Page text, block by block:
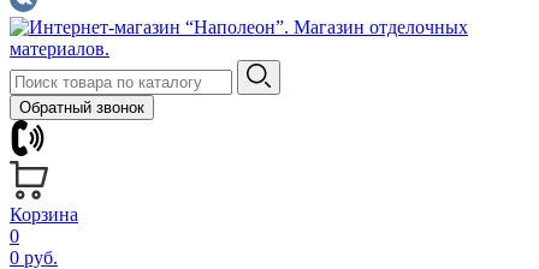
Обратный звонок
Корзина
0
0 руб.